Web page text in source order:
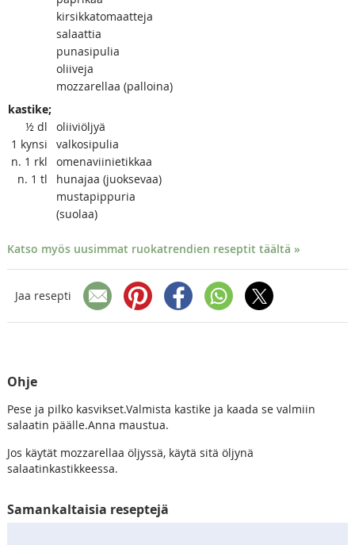
kirsikkatomaatteja
salaattia
punasipulia
oliiveja
mozzarellaa (palloina)
kastike;
½ dl
oliiviöljyä
1 kynsi
valkosipulia
n. 1 rkl
omenaviinietikkaa
n. 1 tl
hunajaa (juoksevaa)
mustapippuria
(suolaa)
Katso myös uusimmat ruokatrendien reseptit täältä »
Jaa resepti
Ohje
Pese ja pilko kasvikset.Valmista kastike ja kaada se valmiin
salaatin päälle.Anna maustua.
Jos käytät mozzarellaa öljyssä, käytä sitä öljynä
salaatinkastikkeessa.
Samankaltaisia reseptejä